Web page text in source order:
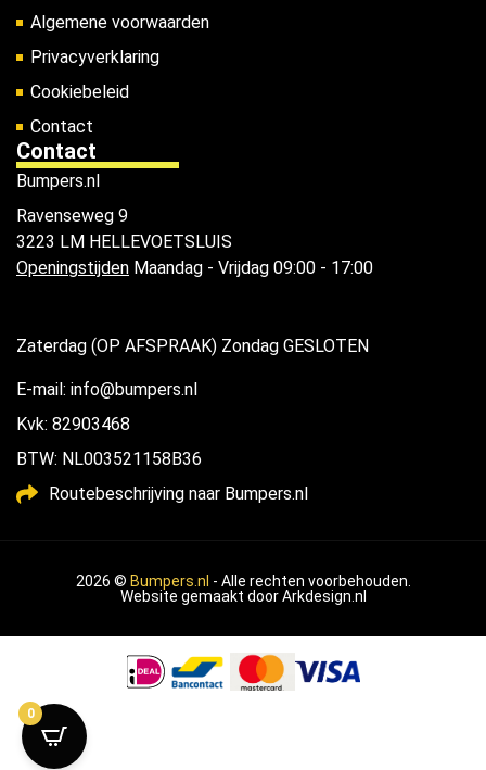
Algemene voorwaarden
Privacyverklaring
Cookiebeleid
Contact
Contact
Bumpers.nl
Ravenseweg 9
3223 LM HELLEVOETSLUIS
Openingstijden Maandag - Vrijdag 09:00 - 17:00
Zaterdag (OP AFSPRAAK) Zondag GESLOTEN
E-mail: info@bumpers.nl
Kvk: 82903468
BTW: NL003521158B36
Routebeschrijving naar Bumpers.nl
2026 © Bumpers.nl - Alle rechten voorbehouden.
Website gemaakt doorArkdesign.nl
0